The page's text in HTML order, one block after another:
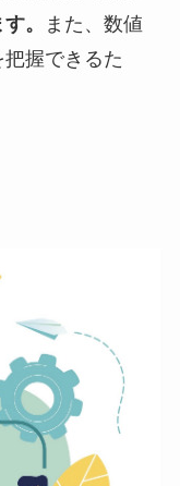
。
また、数値
握できるた